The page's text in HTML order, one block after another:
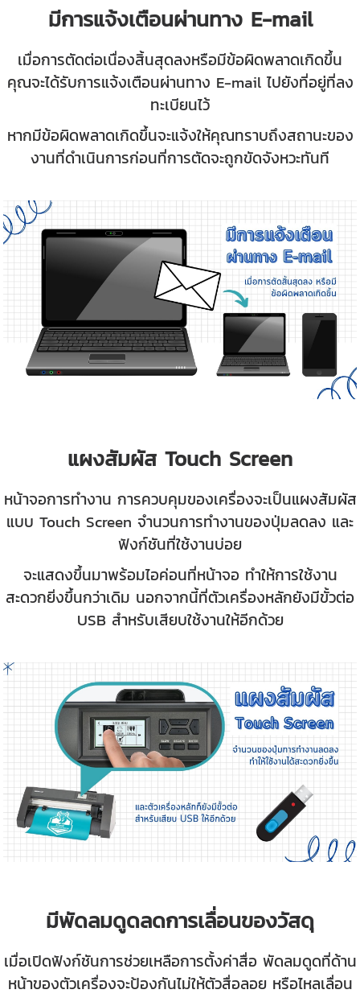
มีการแจ้งเตือนผ่านทาง E-mail
เมื่อการตัดต่อเนื่องสิ้นสุดลงหรือมีข้อผิดพลาดเกิดขึ้น
คุณจะได้รับการแจ้งเตือนผ่านทาง E-mail ไปยังที่อยู่ที่ลง
ทะเบียนไว้
หากมีข้อผิดพลาดเกิดขึ้นจะแจ้งให้คุณทราบถึงสถานะของ
งานที่ดำเนินการก่อนที่การตัดจะถูกขัดจังหวะทันที
แผงสัมผัส Touch Screen
หน้าจอการทำงาน การควบคุมของเครื่องจะเป็นแผงสัมผัส
แบบ Touch Screen จำนวนการทำงานของปุ่มลดลง และ
ฟังก์ชันที่ใช้งานบ่อย
จะแสดงขึ้นมาพร้อมไอค่อนที่หน้าจอ ทำให้การใช้งาน
สะดวกยิ่งขึ้นกว่าเดิม นอกจากนี้ที่ตัวเครื่องหลักยังมีขั้วต่อ
USB สำหรับเสียบใช้งานให้อีกด้วย
มีพัดลมดูดลดการเลื่อนของวัสดุ
เมื่อเปิดฟังก์ชันการช่วยเหลือการตั้งค่าสื่อ พัดลมดูดที่ด้าน
หน้าของตัวเครื่องจะป้องกันไม่ให้ตัวสื่อลอย หรือไหลเลื่อน